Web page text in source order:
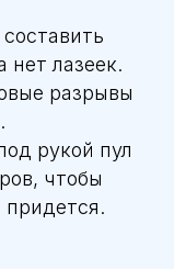
нет лазеек.
разрывы
рукой пул
чтобы